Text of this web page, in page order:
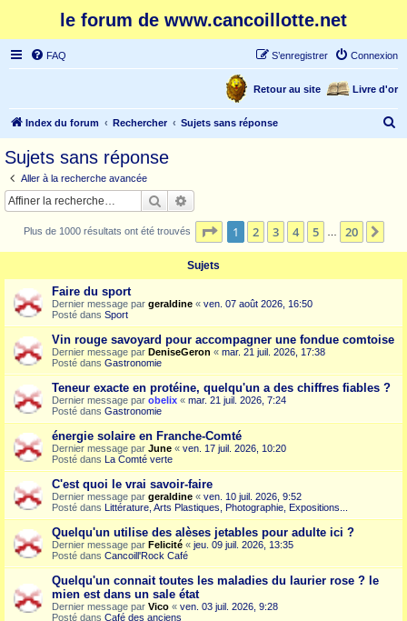
le forum de www.cancoillotte.net
FAQ Connexion
S’enregistrer
Livre d'or
Retour au site
Index du forum Rechercher Sujets sans réponse
c
Sujets sans réponse
Aller à la recherche avancée
Rechercher
Plus de 1000 résultats ont été trouvés Page 1sur20
1 2 3 4 5 20
Sujets
Faire du sport
Dernier message par geraldine « ven. 07 août 2026, 16:50
Posté dans Sport
Vin rouge savoyard pour accompagner une fondue comtoise
Dernier message par DeniseGeron « mar. 21 juil. 2026, 17:38
Posté dans Gastronomie
Teneur exacte en protéine, quelqu'un a des chiffres fiables ?
Dernier message par obelix « mar. 21 juil. 2026, 7:24
Posté dans Gastronomie
énergie solaire en Franche-Comté
Dernier message par June « ven. 17 juil. 2026, 10:20
Posté dans La Comté verte
C'est quoi le vrai savoir-faire
Dernier message par geraldine « ven. 10 juil. 2026, 9:52
Posté dans Littérature, Arts Plastiques, Photographie, Expositions...
Quelqu'un utilise des alèses jetables pour adulte ici ?
Dernier message par Felicité « jeu. 09 juil. 2026, 13:35
Posté dans Cancoill'Rock Café
Quelqu'un connait toutes les maladies du laurier rose ? le
mien est dans un sale état
Dernier message par Vico « ven. 03 juil. 2026, 9:28
Posté dans Café des anciens